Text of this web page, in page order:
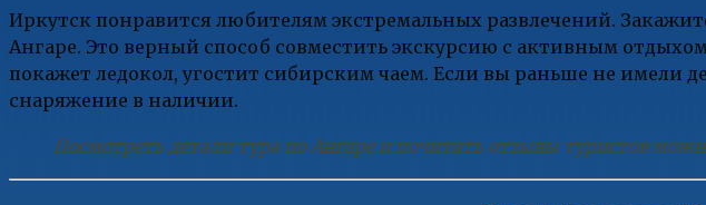
Иркутск понравится любителям экстремальных развлечений.
Ангаре. Это верный способ совместить экскурсию с активным
покажет ледокол, угостит сибирским чаем. Если вы раньше не имели
снаряжение в наличии.
Посмотреть детали тура по Ангаре и почитать отзывы туристов